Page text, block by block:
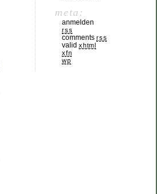
meta:
anmelden
rss
comments rss
valid xhtml
xfn
wp